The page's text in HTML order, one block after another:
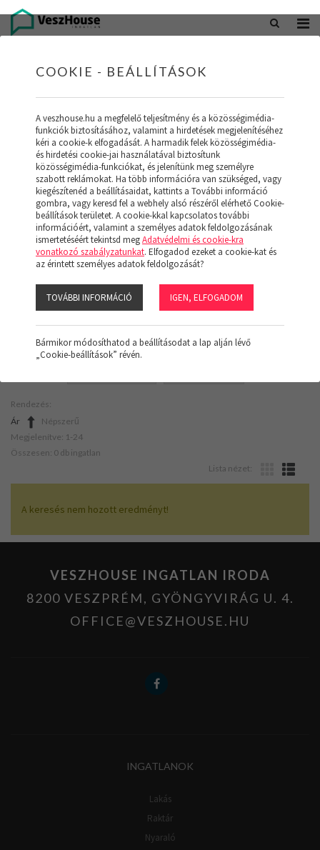
office@veszhouse.hu +36 20 402 5098
INGATLAN KÉSZLETÜNK
(19)
Szűrő megjelenítése
Rendezés:
Ár
Népszerű
Megjelenítve: 1-24
Összesen: 0 db ingatlan
Lista nézet:
A keresés nem hozott eredményt!
VESZHOUSE INGATLAN IRODA
8200 VESZPRÉM, GYÖNGYVIRÁG U. 4.
OFFICE@VESZHOUSE.HU
INGATLANOK
Lakás
Raktár
Nyaraló
COOKIE - BEÁLLÍTÁSOK
A veszhouse.hu a megfelelő teljesítmény és a közösségimédia-
funkciók biztosításához, valamint a hirdetések megjelenítéséhez
kéri a cookie-k elfogadását. A harmadik felek közösségimédia-
és hirdetési cookie-jai használatával biztosítunk
közösségimédia-funkciókat, és jelenítünk meg személyre
szabott reklámokat. Ha több információra van szükséged, vagy
kiegészítenéd a beállításaidat, kattints a További információ
gombra, vagy keresd fel a webhely alsó részéről elérhető Cookie-
beállítások területet. A cookie-kkal kapcsolatos további
információért, valamint a személyes adatok feldolgozásának
ismertetéséért tekintsd megAdatvédelmi és cookie-kra
vonatkozó szabályzatunkat. Elfogadod ezeket a cookie-kat és
az érintett személyes adatok feldolgozását?
TOVÁBBI INFORMÁCIÓ IGEN, ELFOGADOM
Bármikor módosíthatod a beállításodat a lap alján lévő
„Cookie-beállítások” révén.